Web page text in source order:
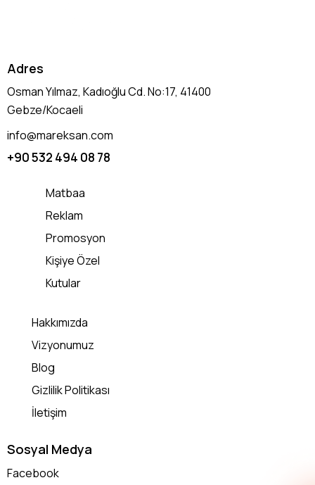
Adres
Osman Yılmaz, Kadıoğlu Cd. No:17, 41400
Gebze/Kocaeli
info@mareksan.com
+90 532 494 08 78
Matbaa
Reklam
Promosyon
Kişiye Özel
Kutular
Hakkımızda
Vizyonumuz
Blog
Gizlilik Politikası
İletişim
Sosyal Medya
Facebook